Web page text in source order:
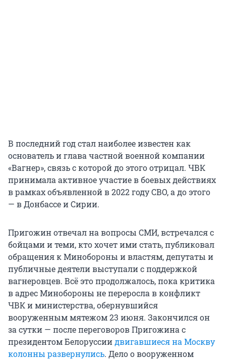
В последний год стал наиболее известен как
основатель и глава частной военной компании
«Вагнер», связь с которой до этого отрицал. ЧВК
принимала активное участие в боевых действиях
в рамках объявленной в 2022 году СВО, а до этого
— в Донбассе и Сирии.
Пригожин отвечал на вопросы СМИ, встречался с
бойцами и теми, кто хочет ими стать, публиковал
обращения к Минобороны и властям, депутаты и
публичные деятели выступали с поддержкой
вагнеровцев. Всё это продолжалось, пока критика
в адрес Минобороны не переросла в конфликт
ЧВК и министерства, обернувшийся
вооруженным мятежом 23 июня. Закончился он
за сутки — после переговоров Пригожина с
президентом Белоруссиидвигавшиеся на Москву
колонны развернулись. Дело о вооруженном